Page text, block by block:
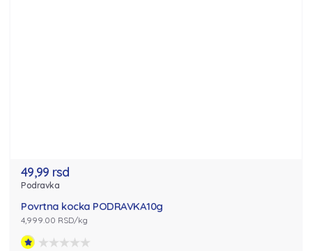
49,99 rsd
Podravka
Povrtna kocka PODRAVKA10g
4,999.00 RSD/kg